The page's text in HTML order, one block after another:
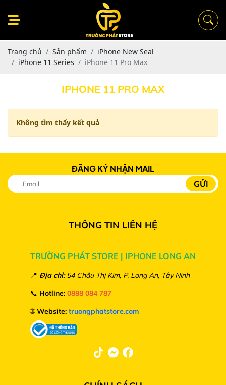
Trang chủ Sản phẩm
iPhone New Seal
iPhone 11 Series
iPhone 11 Pro Max
IPHONE 11 PRO MAX
Không tìm thấy kết quả
ĐĂNG KÝ NHẬN MAIL
THÔNG TIN LIÊN HỆ
TRƯỜNG PHÁT STORE | IPHONE LONG AN
📍 Địa chỉ:54 Châu Thị Kim, P. Long An, Tây Ninh
📞 Hotline: 0888 084 787
🌐Website: truongphatstore.com